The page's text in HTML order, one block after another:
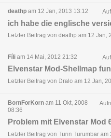
deathp am 12 Jan, 2013 13:12
ich habe die englische
Letzter Beitrag von deathp am 12 Jan,
Fíli am 14 Mai, 2012 21:32
Elvenstar Mod-Shellmap
Letzter Beitrag von Dralo am 12 Jan,
BornForKorn am 11 Okt, 2008
08:36
Problem mit Elvenstar Mod
Letzter Beitrag von Turin Turumbar am